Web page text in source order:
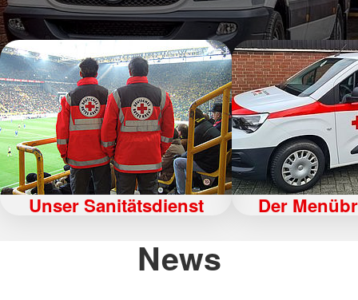
Unser Sanitätsdienst Der
News